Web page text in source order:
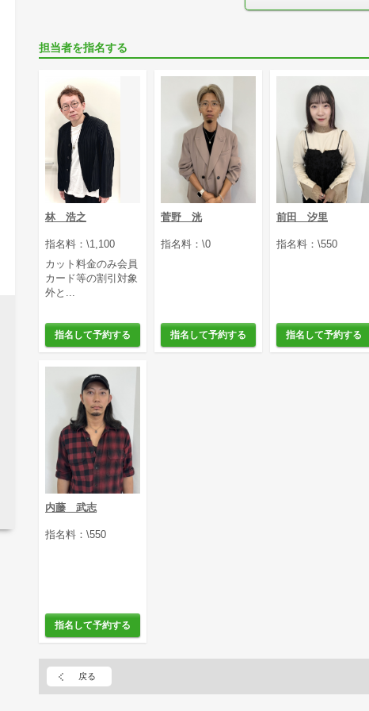
担当者を指名する
林 浩之
指名料：\1,100
カット料金のみ会員
カード等の割引対象
外と...
指名して予約する
菅野 洸
指名料：\0
指名して予約する
前田 汐里
指名料：\550
指名して予約する
内藤 武志
指名料：\550
指名して予約する
戻る